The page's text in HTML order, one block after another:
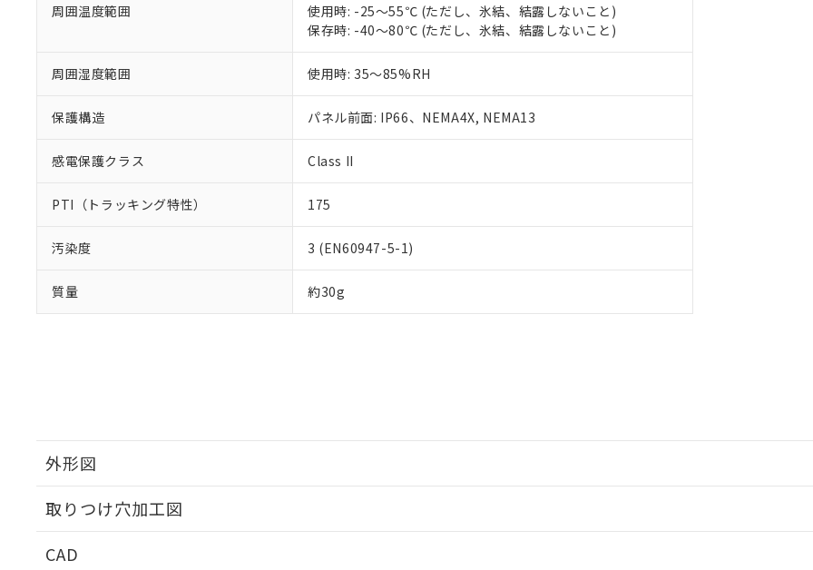
周囲温度範囲
使用時: -25～55℃ (ただし、氷結、結露しないこと)
保存時: -40～80℃ (ただし、氷結、結露しないこと)
周囲湿度範囲 使用時: 35～85%RH
保護構造 パネル前面: IP66、NEMA4X, NEMA13
感電保護クラス Class II
PTI（トラッキング特性） 175
汚染度 3 (EN60947-5-1)
質量 約30g
外形図
取りつけ穴加工図
CAD
が、当社の製品・サービスに関するお客様との取引・商談に必要な範囲で利用する
さい。
※当社の共同利用者とは、"個人情報の共同利用に関して"
の「1.共同利用者の
いる法人を指します。
下記の非含有証明書をダウンロードすることができます。
EU RoHS指令（10物質）の非含有証明書
※本証明書は発行日時点で非含有を証明するもので、過去に遡って非含有を証明するも
また、RoHS指令のフタル酸エステル類４物質の対応では、対応完了までの期間は出
混在することから備考欄に対応日を記載しておりました。
既に当社にて対応品への在庫切替を完了していることから、特段のことがない限り、
り割愛しております。
合意する